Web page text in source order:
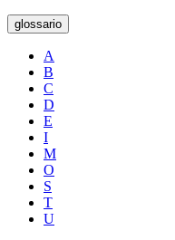
glossario
A
B
C
D
E
I
M
O
S
T
U